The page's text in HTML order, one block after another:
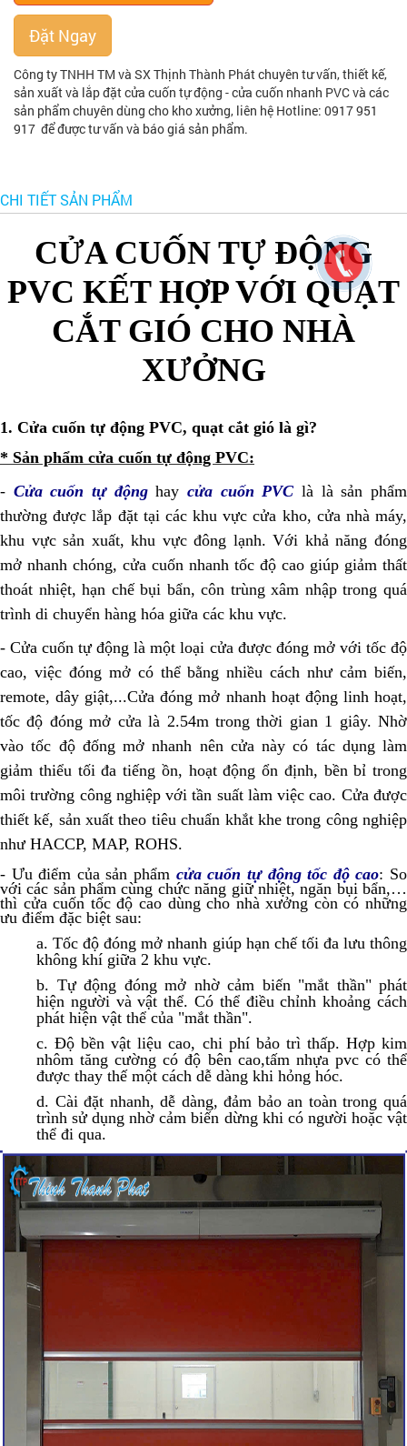
Đặt Ngay
Công ty TNHH TM và SX Thịnh Thành Phát chuyên tư vấn, thiết kế,
sản xuất và lắp đặt cửa cuốn tự động - cửa cuốn nhanh PVC và các
sản phẩm chuyên dùng cho kho xưởng, liên hệ Hotline: 0917 951
917 để được tư vấn và báo giá sản phẩm.
CHI TIẾT SẢN PHẨM
CỬA CUỐN TỰ ĐỘNG
PVC KẾT HỢP VỚI QUẠT
CẮT GIÓ CHO NHÀ
XƯỞNG
1. Cửa cuốn tự động PVC, quạt cắt gió là gì?
* Sản phẩm cửa cuốn tự động PVC:
- Cửa cuốn tự độnghaycửa cuốn PVC là là sản phẩm
thường được lắp đặt tại các khu vực cửa kho, cửa nhà máy,
khu vực sản xuất, khu vực đông lạnh. Với khả năng đóng
mở nhanh chóng, cửa cuốn nhanh tốc độ cao giúp giảm thất
thoát nhiệt, hạn chế bụi bẩn, côn trùng xâm nhập trong quá
trình di chuyển hàng hóa giữa các khu vực.
- Cửa cuốn tự động là một loại cửa được đóng mở với tốc độ
cao, việc đóng mở có thể bằng nhiều cách như cảm biến,
remote, dây giật,...Cửa đóng mở nhanh hoạt động linh hoạt,
tốc độ đóng mở cửa là 2.54m trong thời gian 1 giây. Nhờ
vào tốc độ đống mở nhanh nên cửa này có tác dụng làm
giảm thiểu tối đa tiếng ồn, hoạt động ổn định, bền bỉ trong
môi trường công nghiệp với tần suất làm việc cao. Cửa được
thiết kế, sản xuất theo tiêu chuẩn khắt khe trong công nghiệp
như HACCP, MAP, ROHS.
- Ưu điểm của sản phẩm cửa cuốn tự động tốc độ cao: So
với các sản phẩm cùng chức năng giữ nhiệt, ngăn bụi bẩn,…
thì cửa cuốn tốc độ cao dùng cho nhà xưởng còn có những
ưu điểm đặc biệt sau:
a. Tốc độ đóng mở nhanh giúp hạn chế tối đa lưu thông
không khí giữa 2 khu vực.
b. Tự động đóng mở nhờ cảm biến "mắt thần" phát
hiện người và vật thể. Có thể điều chỉnh khoảng cách
phát hiện vật thể của "mắt thần".
c. Độ bền vật liệu cao, chi phí bảo trì thấp. Hợp kim
nhôm tăng cường có độ bên cao,tấm nhựa pvc có thể
được thay thế một cách dễ dàng khi hỏng hóc.
d. Cài đặt nhanh, dễ dàng, đảm bảo an toàn trong quá
trình sử dụng nhờ cảm biến dừng khi có người hoặc vật
thể đi qua.